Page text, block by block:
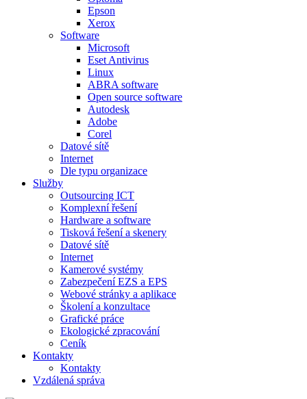
Epson
Xerox
Software
Microsoft
Eset Antivirus
Linux
ABRA software
Open source software
Autodesk
Adobe
Corel
Datové sítě
Internet
Dle typu organizace
Služby
Outsourcing ICT
Komplexní řešení
Hardware a software
Tisková řešení a skenery
Datové sítě
Internet
Kamerové systémy
Zabezpečení EZS a EPS
Webové stránky a aplikace
Školení a konzultace
Grafické práce
Ekologické zpracování
Ceník
Kontakty
Kontakty
Vzdálená správa